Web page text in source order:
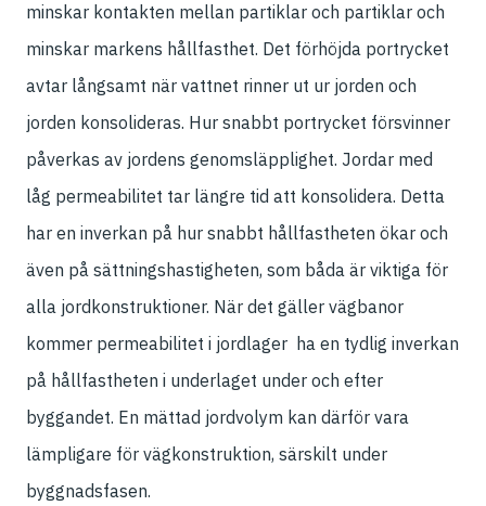
minskar kontakten mellan partiklar och partiklar och
minskar markens hållfasthet. Det förhöjda portrycket
avtar långsamt när vattnet rinner ut ur jorden och
jorden konsolideras. Hur snabbt portrycket försvinner
påverkas av jordens genomsläpplighet. Jordar med
låg permeabilitet tar längre tid att konsolidera. Detta
har en inverkan på hur snabbt hållfastheten ökar och
även på sättningshastigheten, som båda är viktiga för
alla jordkonstruktioner. När det gäller vägbanor
kommer permeabilitet i jordlager ha en tydlig inverkan
på hållfastheten i underlaget under och efter
byggandet. En mättad jordvolym kan därför vara
lämpligare för vägkonstruktion, särskilt under
byggnadsfasen.